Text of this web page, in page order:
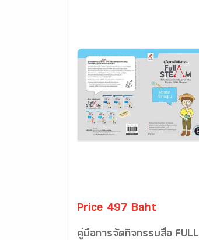
Price 497 Baht
คู่มือการจัดกิจกรรมสื่อ FULL